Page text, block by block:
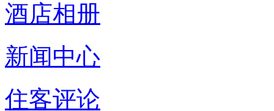
酒店相册
新闻中心
住客评论